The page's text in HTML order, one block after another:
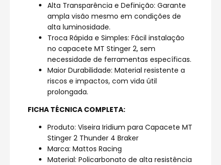
Alta Transparência e Definição: Garante
ampla visão mesmo em condições de
alta luminosidade.
Troca Rápida e Simples: Fácil instalação
no capacete MT Stinger 2, sem
necessidade de ferramentas específicas.
Maior Durabilidade: Material resistente a
riscos e impactos, com vida útil
prolongada.
FICHA TÉCNICA COMPLETA:
Produto: Viseira Iridium para Capacete MT
Stinger 2 Thunder 4 Braker
Marca: Mattos Racing
Material: Policarbonato de alta resistência